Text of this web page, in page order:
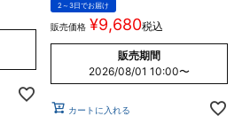
2～3日でお届け
販売価格 ¥9,680税込
販売期間
2026/08/01 10:00〜
カートに入れる